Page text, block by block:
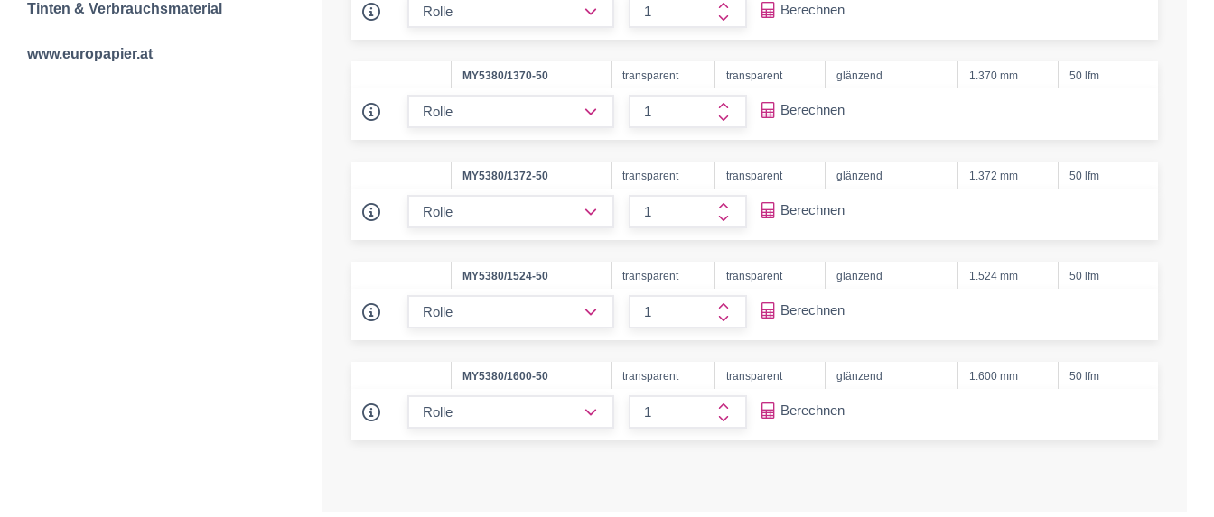
Tinten & Verbrauchsmaterial
www.europapier.at
form.increase-amount
Berechnen
MY5380/1370-50 transparent transparent glänzend 1.370 mm 50 lfm
form.increase-amount
Berechnen
MY5380/1372-50 transparent transparent glänzend 1.372 mm 50 lfm
form.increase-amount
Berechnen
MY5380/1524-50 transparent transparent glänzend 1.524 mm 50 lfm
form.increase-amount
Berechnen
MY5380/1600-50 transparent transparent glänzend 1.600 mm 50 lfm
form.increase-amount
Berechnen